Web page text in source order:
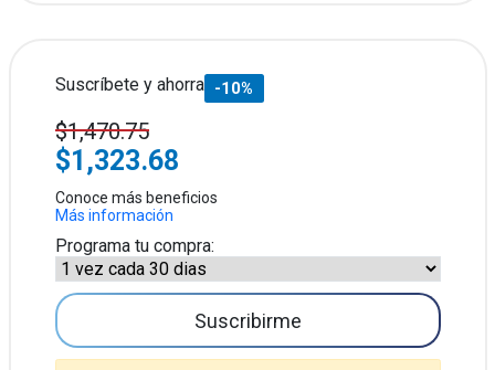
Suscríbete y ahorra -10%
$1,470.75
$1,323.68
Conoce más beneficios
Más información
Programa tu compra:
Suscribirme